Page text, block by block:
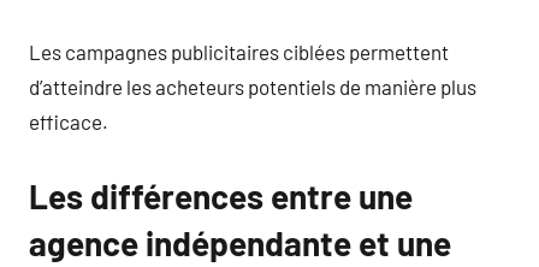
Les campagnes publicitaires ciblées permettent
d’atteindre les acheteurs potentiels de manière plus
efficace.
Les différences entre une
agence indépendante et une